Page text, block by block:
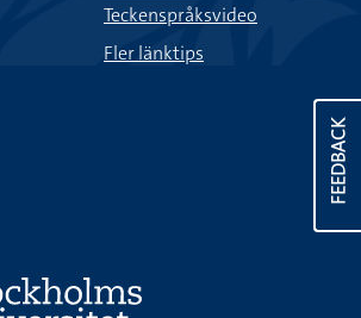
FEEDBACK
Teckenspråksvideo
Fler länktips